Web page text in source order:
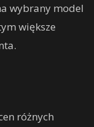
wybrany model
większe
różnych